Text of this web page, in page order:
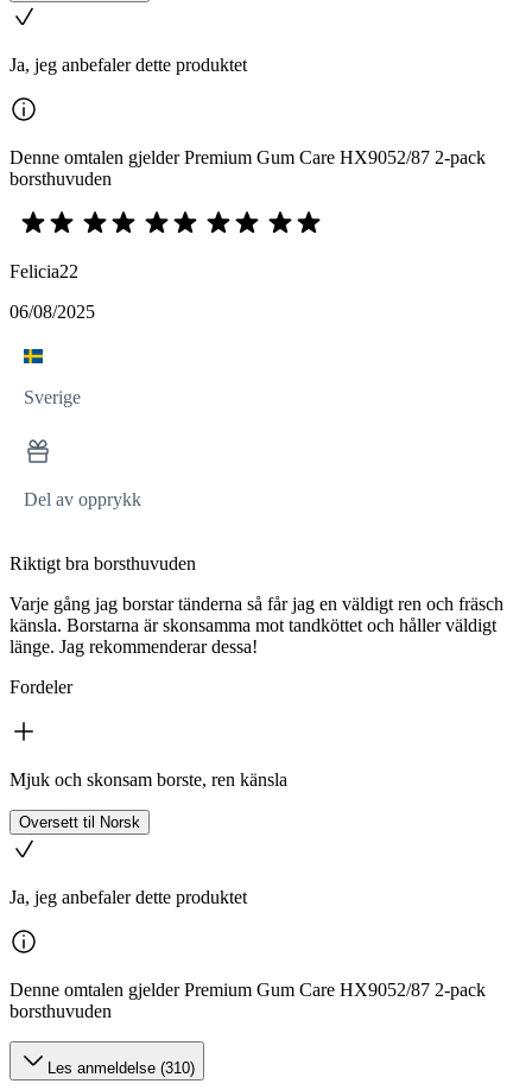
Ja, jeg anbefaler dette produktet
Denne omtalen gjelder Premium Gum Care HX9052/87 2-pack
borsthuvuden
Felicia22
06/08/2025
Sverige
Del av opprykk
Riktigt bra borsthuvuden
Varje gång jag borstar tänderna så får jag en väldigt ren och fräsch
känsla. Borstarna är skonsamma mot tandköttet och håller väldigt
länge. Jag rekommenderar dessa!
Fordeler
Mjuk och skonsam borste, ren känsla
Oversett til Norsk
Ja, jeg anbefaler dette produktet
Denne omtalen gjelder Premium Gum Care HX9052/87 2-pack
borsthuvuden
Les anmeldelse (310)